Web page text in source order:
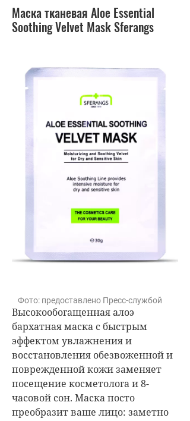
Маска тканевая Aloe Essential
Soothing Velvet Mask Sferangs
Фото: предоставлено Пресс-службой
Высокообогащенная алоэ
бархатная маска с быстрым
эффектом увлажнения и
восстановления обезвоженной и
поврежденной кожи заменяет
посещение косметолога и 8-
часовой сон. Маска посто
преобразит ваше лицо: заметно